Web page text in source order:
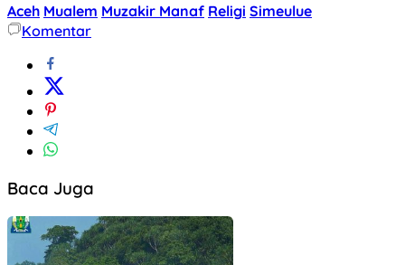
Aceh Mualem Muzakir Manaf Religi Simeulue
Komentar
Baca Juga